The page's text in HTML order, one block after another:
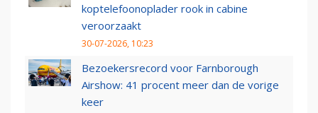
koptelefoonoplader rook in cabine
veroorzaakt
30-07-2026, 10:23
Bezoekersrecord voor Farnborough
Airshow: 41 procent meer dan de vorige
keer